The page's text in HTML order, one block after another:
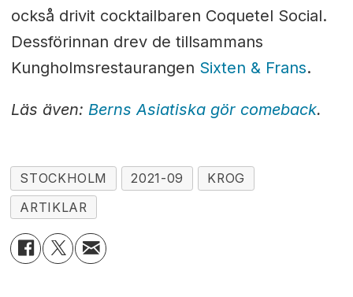
också drivit cocktailbaren Coquetel Social.
Dessförinnan drev de tillsammans
Kungholmsrestaurangen Sixten & Frans.
Läs även: Berns Asiatiska gör comeback.
STOCKHOLM 2021-09
KROG
ARTIKLAR